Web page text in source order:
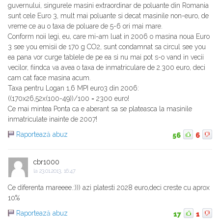
guvernului, singurele masini extraordinar de poluante din Romania
sunt cele Euro 3, mult mai poluante si decat masinile non-euro, de
vreme ce au o taxa de poluare de 5-6 ori mai mare.
Conform noii legi, eu, care mi-am luat in 2006 o masina noua Euro
3 see you emisii de 170 g CO2, sunt condamnat sa circul see you
ea pana vor curge tablele de pe ea si nu mai pot s-o vand in vecii
vecilor, fiindca va avea o taxa de inmatriculare de 2.300 euro, deci
cam cat face masina acum.
Taxa pentru Logan 1,6 MPI euro3 din 2006:
((170x26,52x(100-49))/100 = 2300 euro!
Ce mai mintea Ponta ca e aberant sa se plateasca la masinile
inmatriculate inainte de 2007!
Raportează abuz
56 6
cbr1000
la 23.01.2013, 16:47
Ce diferenta mareeee.:))) azi platesti 2028 euro,deci creste cu aprox
10%
Raportează abuz
17 1